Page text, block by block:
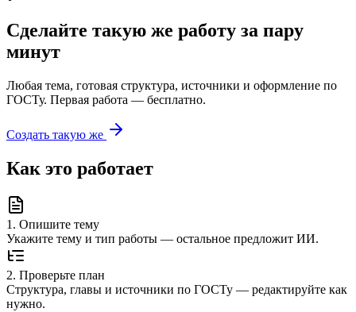
Сделайте такую же работу за пару
минут
Любая тема, готовая структура, источники и оформление по
ГОСТу. Первая работа — бесплатно.
Создать такую же
Как это работает
1 . Опишите тему
Укажите тему и тип работы — остальное предложит ИИ.
2. Проверьте план
Структура, главы и источники по ГОСТу — редактируйте как
нужно.